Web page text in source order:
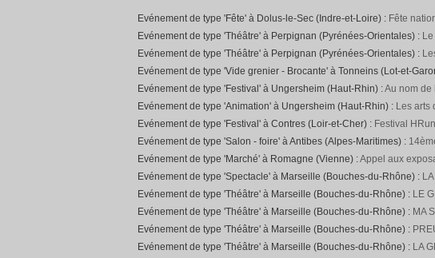
Evénement de type 'Fête' à Dolus-le-Sec (Indre-et-Loire) : Fête
Evénement de type 'Théâtre' à Perpignan (Pyrénées-Orientales) :
Evénement de type 'Théâtre' à Perpignan (Pyrénées-Orientales) :
Evénement de type 'Vide grenier - Brocante' à Tonneins (Lot-et-
Evénement de type 'Festival' à Ungersheim (Haut-Rhin) :Au nom de
Evénement de type 'Animation' à Ungersheim (Haut-Rhin) : Les arts
Evénement de type 'Festival' à Contres (Loir-et-Cher) : Festival
Evénement de type 'Salon - foire' à Antibes (Alpes-Maritimes) :
Evénement de type 'Marché' à Romagne (Vienne) :Appel aux
Evénement de type 'Spectacle' à Marseille (Bouches-du-Rhône) :
Evénement de type 'Théâtre' à Marseille (Bouches-du-Rhône) : LE
Evénement de type 'Théâtre' à Marseille (Bouches-du-Rhône) : MA
Evénement de type 'Théâtre' à Marseille (Bouches-du-Rhône) :
Evénement de type 'Théâtre' à Marseille (Bouches-du-Rhône) : LA